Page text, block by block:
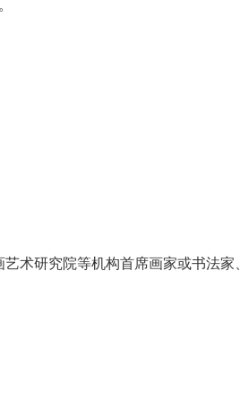
术研究院等机构首席画家或书法家